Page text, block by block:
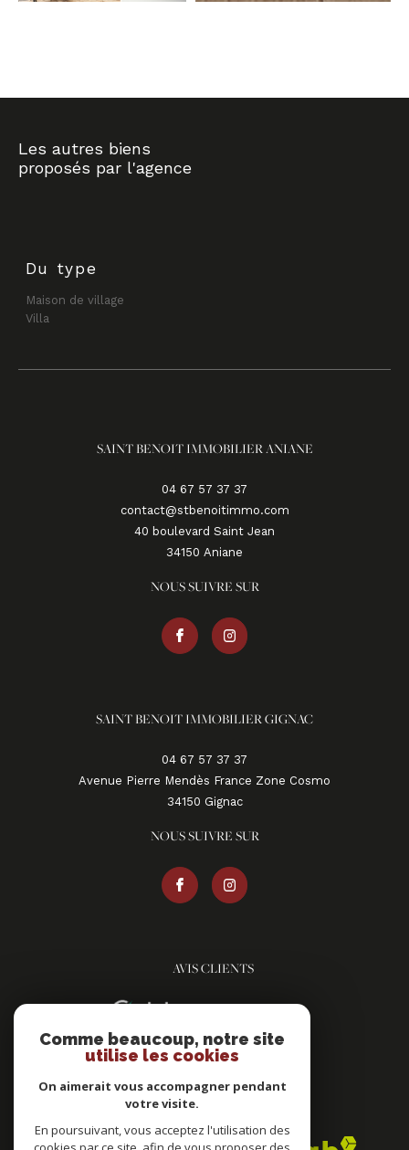
Les autres biens
proposés par l'agence
Du type
Maison de village
Villa
SAINT BENOIT IMMOBILIER ANIANE
04 67 57 37 37
contact@stbenoitimmo.com
40 boulevard Saint Jean
34150
aniane
NOUS SUIVRE SUR
SAINT BENOIT IMMOBILIER GIGNAC
04 67 57 37 37
Avenue Pierre Mendès France Zone Cosmo
34150
gignac
NOUS SUIVRE SUR
AVIS CLIENTS
ADHÉRENTS
Comme beaucoup, notre site
utilise les cookies
On aimerait vous accompagner pendant
votre visite.
En poursuivant, vous acceptez l'utilisation des